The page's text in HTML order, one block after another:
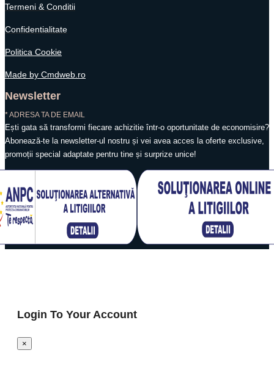
Termeni & Conditii
Confidentialitate
Politica Cookie
Made by Cmdweb.ro
Newsletter
* ADRESA TA DE EMAIL
Ești gata să transformi fiecare achizitie într-o oportunitate de economisire?
Abonează-te la newsletter-ul nostru și vei avea acces la oferte exclusive,
promoții special adaptate pentru tine și surprize unice!
Login To Your Account
×